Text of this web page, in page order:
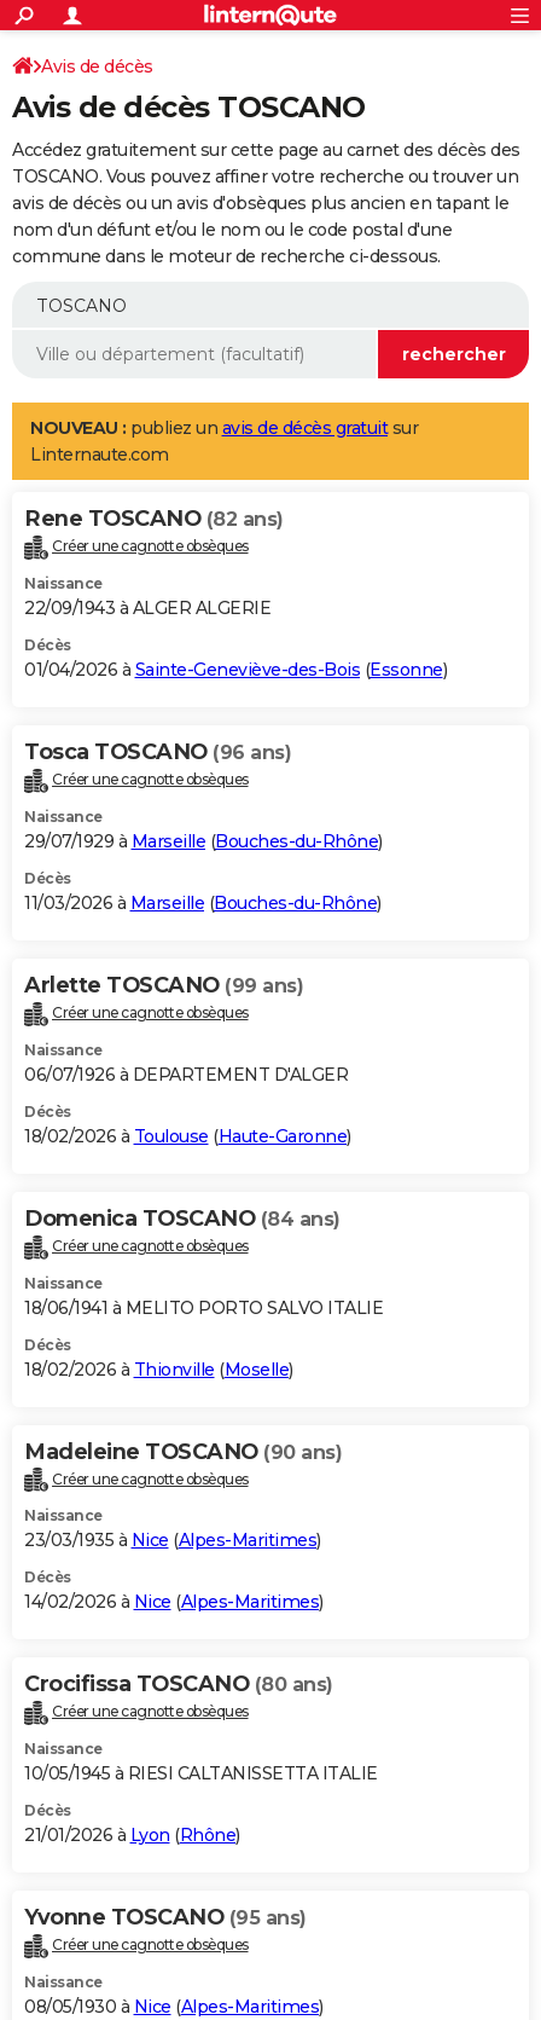
ACTUALITÉS
Politique
Société
Faits Divers
Education
Monde
Villes
+
SPORT
Coupe du monde 2026
Football
Tennis
Cyclisme
Rugby
Forum
Programme TV
TNT
Streaming
Cinéma
Sorties cinéma
Musique
+
FINANCE
Retraite
Epargne
Immobilier
Risques naturels par ville
Banque
Assurance
AUTO
Essais
Réserver un essai
Citadines
Berlines
SUV
Forum auto
+
Mobiles
Meilleur smartphone
Internet
Ordinateurs
Jeux vidéo
Guide high-tech
Aménagement intérieur
LIFESTYLE
Art de vivre
Bien-être
Loisirs
Mode
Modes de vie
Alimentation
Guide de la santé
Maladies
Médicaments
Sommeil
VOYAGE
Destinations
City break
Voyage nature
Voyage de noces
Forum
Climat
+PHOTO
GUIDES D'ACHAT
BONS PLANS
Carte de Noël
Carte Bonne année
Carte Saint-Valentin
Carte Pâques
Carte d'anniversaire
DICTIONNAIRE
Dictionnaire
Biographies
Citations
Expressions
Proverbes
PROGRAMME TV
S'inscrire
Se connecter
Lycées
Collèges
Primaires
Universités
Entreprises
Service militaire
Avis de recherche
AVIS DE DÉCÈS
Bricolage
Lifestyle
Culture
Sport
Auto
Television
Voyage
Cinema
Avis de décès
Avis de décès TOSCANO
Accédez gratuitement sur cette page au carnet des décès des
TOSCANO. Vous pouvez affiner votre recherche ou trouver un
avis de décès ou un avis d'obsèques plus ancien en tapant le
nom d'un défunt et/ou le nom ou le code postal d'une
commune dans le moteur de recherche ci-dessous.
NOUVEAU : publiez un avis de décès gratuitsur
Linternaute.com
Rene TOSCANO (82 ans)
Créer une cagnotte obsèques
Naissance
22/09/1943 à ALGER ALGERIE
Décès
01/04/2026 à Sainte-Geneviève-des-Bois (Essonne)
Tosca TOSCANO (96 ans)
Créer une cagnotte obsèques
Naissance
29/07/1929 à Marseille (Bouches-du-Rhône)
Décès
11/03/2026 à Marseille (Bouches-du-Rhône)
Arlette TOSCANO (99 ans)
Créer une cagnotte obsèques
Naissance
06/07/1926 à DEPARTEMENT D'ALGER
Décès
18/02/2026 à Toulouse (Haute-Garonne)
Domenica TOSCANO (84 ans)
Créer une cagnotte obsèques
Naissance
18/06/1941 à MELITO PORTO SALVO ITALIE
Décès
18/02/2026 à Thionville (Moselle)
Madeleine TOSCANO (90 ans)
Créer une cagnotte obsèques
Naissance
23/03/1935 à Nice (Alpes-Maritimes)
Décès
14/02/2026 à Nice (Alpes-Maritimes)
Crocifissa TOSCANO (80 ans)
Créer une cagnotte obsèques
Naissance
10/05/1945 à RIESI CALTANISSETTA ITALIE
Décès
21/01/2026 à Lyon (Rhône)
Yvonne TOSCANO (95 ans)
Créer une cagnotte obsèques
Naissance
08/05/1930 à Nice (Alpes-Maritimes)